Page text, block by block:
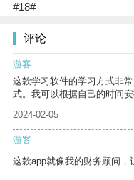
#18#
评论
游客
这款学习软件的学习方式非
式。我可以根据自己的时间安
2024-02-05
游客
这款app就像我的财务顾问，